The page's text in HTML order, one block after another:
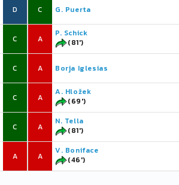
D
C
C
C
C
A
C G. Puerta
A
P. Schick
(81')
A Borja Iglesias
A
A. Hložek
(69')
A
N. Tella
(81')
A
V. Boniface
(46')